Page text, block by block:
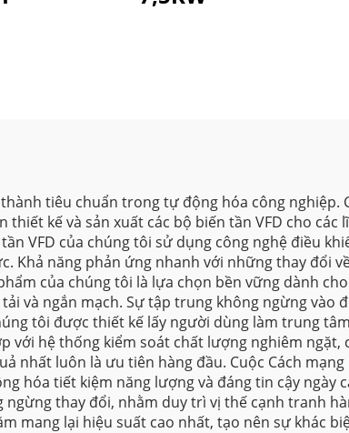
tiêu chuẩn trong tự động hóa công nghiệp.
kế và sản xuất các bộ biến tần VFD cho
VFD của chúng tôi sử dụng công nghệ điều
năng phản ứng nhanh với những thay đổi
của chúng tôi là lựa chọn bền vững dành
và ngắn mạch. Sự tập trung không ngừng vào
tôi được thiết kế lấy người dùng làm trung
hệ thống kiểm soát chất lượng nghiêm ngặt,
nhất luôn là ưu tiên hàng đầu. Cuộc Cách
hóa tiết kiệm năng lượng và đáng tin cậy ngày
thay đổi, nhằm duy trì vị thế cạnh tranh
mang lại hiệu suất cao nhất, tạo nên sự khác